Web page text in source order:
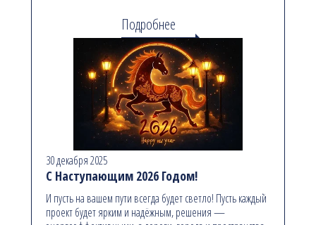
Подробнее
30 декабря 2025
С Наступающим 2026 Годом!
И пусть на вашем пути всегда будет светло! Пусть каждый
проект будет ярким и надёжным, решения —